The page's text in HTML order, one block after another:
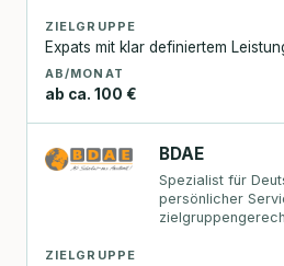
ZIELGRUPPE
Expats mit klar definiertem
AB/MONAT
ab ca. 100 €
BDAE
Spezialist für
persönlicher
ZIELGRUPPE